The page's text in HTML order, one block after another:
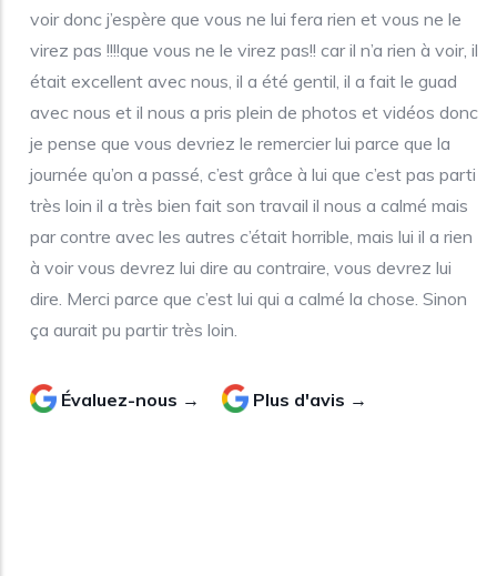
voir donc j’espère que vous ne lui fera rien et vous ne le
virez pas !!!!que vous ne le virez pas!! car il n’a rien à voir, il
était excellent avec nous, il a été gentil, il a fait le guad
avec nous et il nous a pris plein de photos et vidéos donc
je pense que vous devriez le remercier lui parce que la
journée qu’on a passé, c’est grâce à lui que c’est pas parti
très loin il a très bien fait son travail il nous a calmé mais
par contre avec les autres c’était horrible, mais lui il a rien
à voir vous devrez lui dire au contraire, vous devrez lui
dire. Merci parce que c’est lui qui a calmé la chose. Sinon
ça aurait pu partir très loin.
Évaluez-nous → Plus d'avis →